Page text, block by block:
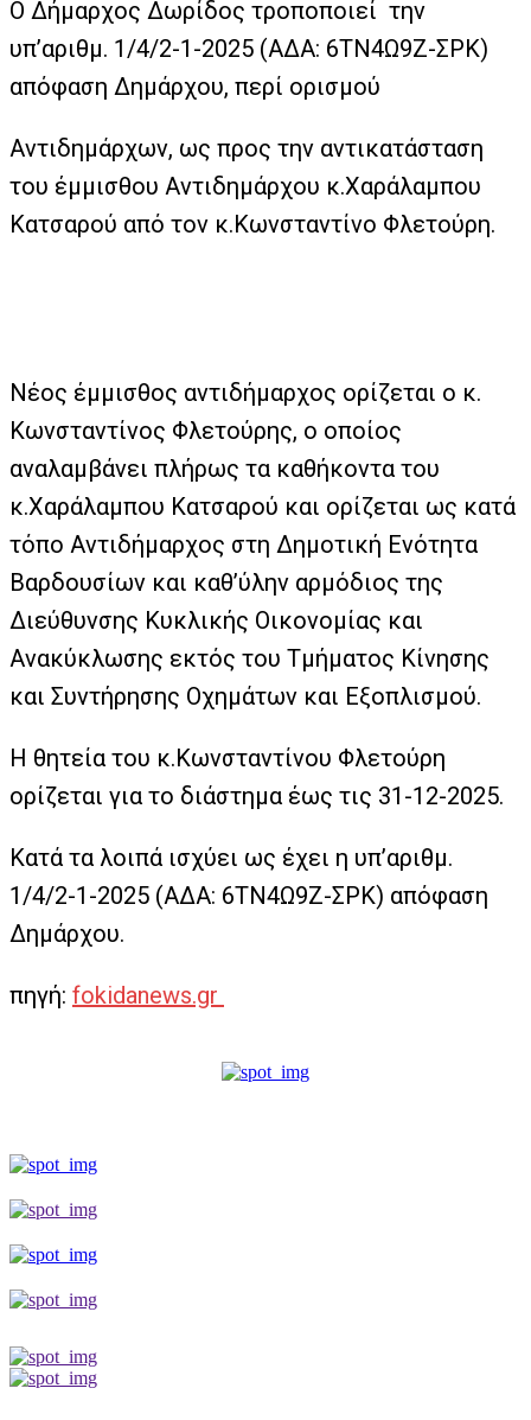
Ο Δήμαρχος Δωρίδος τροποποιεί την
υπ’αριθμ. 1/4/2-1-2025 (ΑΔΑ: 6ΤΝ4Ω9Ζ-ΣΡΚ)
απόφαση Δημάρχου, περί ορισμού
Αντιδημάρχων, ως προς την αντικατάσταση
του έμμισθου Αντιδημάρχου κ.Χαράλαμπου
Κατσαρού από τον κ.Κωνσταντίνο Φλετούρη.
Νέος έμμισθος αντιδήμαρχος ορίζεται ο κ.
Κωνσταντίνος Φλετούρης, ο οποίος
αναλαμβάνει πλήρως τα καθήκοντα του
κ.Χαράλαμπου Κατσαρού και ορίζεται ως κατά
τόπο Αντιδήμαρχος στη Δημοτική Ενότητα
Βαρδουσίων και καθ’ύλην αρμόδιος της
Διεύθυνσης Κυκλικής Οικονομίας και
Ανακύκλωσης εκτός του Τμήματος Κίνησης
και Συντήρησης Οχημάτων και Εξοπλισμού.
Η θητεία του κ.Κωνσταντίνου Φλετούρη
ορίζεται για το διάστημα έως τις 31-12-2025.
Κατά τα λοιπά ισχύει ως έχει η υπ’αριθμ.
1/4/2-1-2025 (ΑΔΑ: 6ΤΝ4Ω9Ζ-ΣΡΚ) απόφαση
Δημάρχου.
πηγή: fokidanews.gr